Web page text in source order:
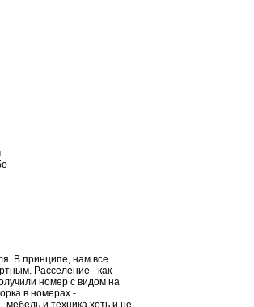
В принципе, нам все
Расселение - как
номер с видом на
в номерах -
и техника хоть и не